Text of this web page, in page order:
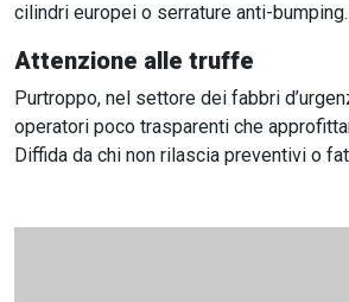
cilindri europei o serrature anti-bumping.
Attenzione alle truffe
Purtroppo, nel settore dei fabbri
operatori poco trasparenti che
Diffida da chi non rilascia preventivi o